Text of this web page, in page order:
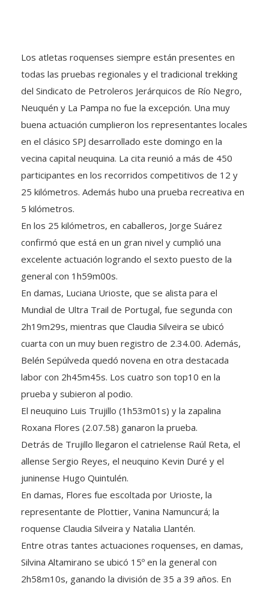
Los atletas roquenses siempre están presentes en
todas las pruebas regionales y el tradicional trekking
del Sindicato de Petroleros Jerárquicos de Río Negro,
Neuquén y La Pampa no fue la excepción. Una muy
buena actuación cumplieron los representantes locales
en el clásico SPJ desarrollado este domingo en la
vecina capital neuquina. La cita reunió a más de 450
participantes en los recorridos competitivos de 12 y
25 kilómetros. Además hubo una prueba recreativa en
5 kilómetros.
En los 25 kilómetros, en caballeros, Jorge Suárez
confirmó que está en un gran nivel y cumplió una
excelente actuación logrando el sexto puesto de la
general con 1h59m00s.
En damas, Luciana Urioste, que se alista para el
Mundial de Ultra Trail de Portugal, fue segunda con
2h19m29s, mientras que Claudia Silveira se ubicó
cuarta con un muy buen registro de 2.34.00. Además,
Belén Sepúlveda quedó novena en otra destacada
labor con 2h45m45s. Los cuatro son top10 en la
prueba y subieron al podio.
El neuquino Luis Trujillo (1h53m01s) y la zapalina
Roxana Flores (2.07.58) ganaron la prueba.
Detrás de Trujillo llegaron el catrielense Raúl Reta, el
allense Sergio Reyes, el neuquino Kevin Duré y el
juninense Hugo Quintulén.
En damas, Flores fue escoltada por Urioste, la
representante de Plottier, Vanina Namuncurá; la
roquense Claudia Silveira y Natalia Llantén.
Entre otras tantes actuaciones roquenses, en damas,
Silvina Altamirano se ubicó 15º en la general con
2h58m10s, ganando la división de 35 a 39 años. En